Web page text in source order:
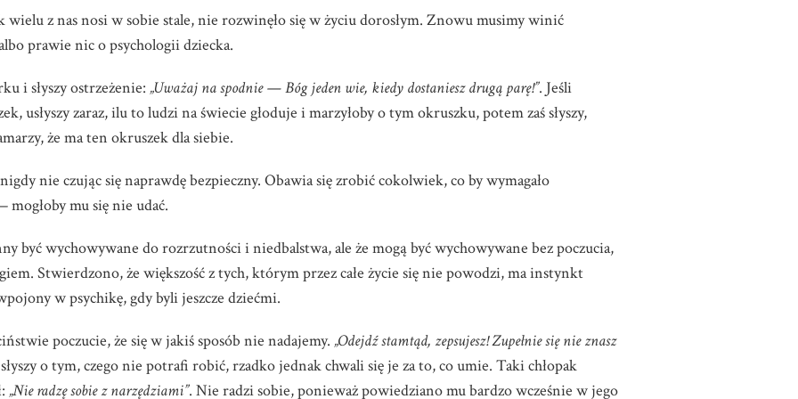
z nas nosi w sobie stale, nie rozwinęło się w życiu dorosłym. Znowu musimy winić
prawie nic o psychologii dziecka.
i słyszy ostrzeżenie: „Uważaj na spodnie — Bóg jeden wie, kiedy dostaniesz drugą parę!”. Jeśli
usłyszy zaraz, ilu to ludzi na świecie głoduje i marzyłoby o tym okruszku, potem zaś słyszy,
że ma ten okruszek dla siebie.
nie czując się naprawdę bezpieczny. Obawia się zrobić cokolwiek, co by wymagało
mu się nie udać.
być wychowywane do rozrzutności i niedbalstwa, ale że mogą być wychowywane bez poczucia,
Stwierdzono, że większość z tych, którym przez całe życie się nie powodzi, ma instynkt
w psychikę, gdy byli jeszcze dziećmi.
poczucie, że się w jakiś sposób nie nadajemy. „Odejdź stamtąd, zepsujesz! Zupełnie się nie znasz
o tym, czego nie potrafi robić, rzadko jednak chwali się je za to, co umie. Taki chłopak
„Nie radzę sobie z narzędziami”. Nie radzi sobie, ponieważ powiedziano mu bardzo wcześnie w jego